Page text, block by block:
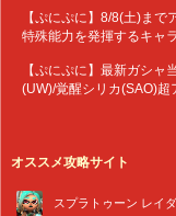
【ぷにぷに】8/8(土)ま
特殊能力を発揮するキャ
【ぷにぷに】最新ガシャ
(UW)/覚醒シリカ(SAO)超
オススメ攻略サイト
スプラトゥーン レイ